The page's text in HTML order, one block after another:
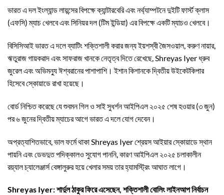
ভারত এ দল ইংল্যান্ড লায়ন্সের বিপক্ষে ক্যান্টারবেরি এবং নর্থ্যাম্পটনে দুইটি ফার্স্ট ক্লাস
(এফসি) ম্যাচ খেলবে এবং সিনিয়র দল (টিম ইন্ডিয়া) এর বিপক্ষে একটি ম্যাচও খেলবে।
বিসিসিআই ভারত এ দলে ব্যাটিং শক্তিশালী করার জন্য ইয়শস্বী জৈসওয়াল, করুণ নায়ার,
ঋতুরাজ গায়কৱাদ এবং সাফরাজ খানকে নেতৃত্ব দিতে রেখেছে, Shreyas Iyer ধ্রুব
জুরেল এবং অভিমন্যু ঈশ্বরানের পাশাপাশি। ইশান কিশানকে দ্বিতীয় উইকেটকিপার
হিসেবে স্কোয়াডে রাখা হয়েছে।
বোর্ড নিশ্চিত করেছে যে শুবমন গিল ও সাই সুধর্শন আইপিএল ২০২৫ শেষ হওয়ার (৩ জুন)
পর ৬ জুনের দ্বিতীয় ম্যাচের আগে ভারত এ দলে যোগ দেবেন।
অপ্রত্যাশিতভাবে, ভাল ফর্মে থাকা Shreyas Iyer শ্রেয়স আইয়ার স্কোয়াডে স্থান
পায়নি এবং ডেভদুত পদিক্কালও সুযোগ পাননি, কারণ আইপিএল ২০২৫ চলাকালীন
রয়্যাল চ্যালেঞ্জার্স বেঙ্গালুরুর হয়ে খেলার সময় তার হ্যামস্ট্রিং আঘাত লাগে।
Shreyas Iyer: শার্দুল ঠাকুর ফিরে এসেছেন, শক্তিশালী বোলিং লাইনআপ নির্বাচন